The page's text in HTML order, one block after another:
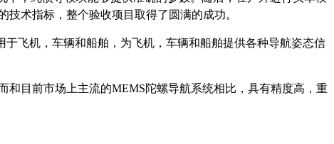
术指标，整个验收项目取得了圆满的成功。
飞机，车辆和船舶，为飞机，车辆和船舶提供各种导航姿态信
目前市场上主流的MEMS陀螺导航系统相比，具有精度高，重